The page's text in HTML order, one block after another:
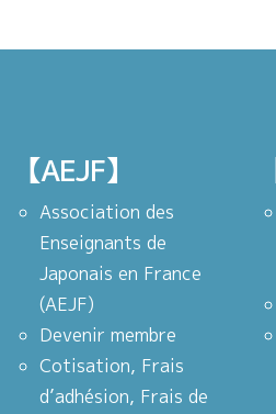
【AEJF】
Association des
Enseignants de
Japonais en France
(AEJF)
Devenir membre
Cotisation, Frais
d’adhésion, Frais de